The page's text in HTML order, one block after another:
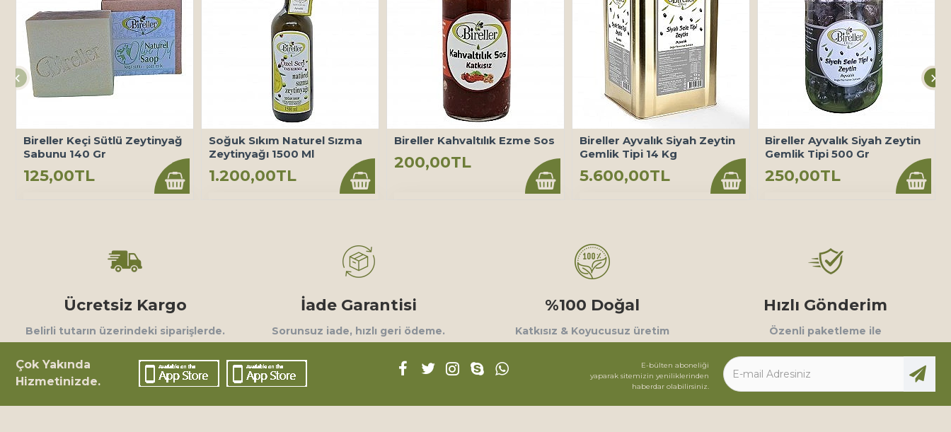
Bireller Keçi Sütlü Zeytinyağ
Sabunu 140 Gr
125,00TL
Soğuk Sıkım Naturel Sızma
Zeytinyağı 1500 Ml
1.200,00TL
Bireller Kahvaltılık Ezme Sos
200,00TL
Bireller Ayvalık Siyah Zeytin
Gemlik Tipi 14 Kg
5.600,00TL
Bireller Ayvalık Siyah Zeytin
Gemlik Tipi 500 Gr
250,00TL
Ücretsiz Kargo
Belirli tutarın üzerindeki siparişlerde.
İade Garantisi
Sorunsuz iade, hızlı geri ödeme.
%100 Doğal
Katkısız & Koyucusuz üretim
Hızlı Gönderim
Özenli paketleme ile
Çok Yakında
Hizmetinizde.
E-bülten aboneliği
yaparak sitemizin yeniliklerinden
haberdar olabilirsiniz.